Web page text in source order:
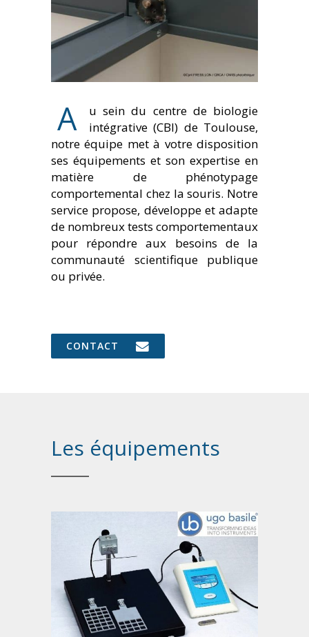
A
u sein du centre de biologie
intégrative (CBI) de Toulouse,
notre équipe met à votre disposition
ses équipements et son expertise en
matière de phénotypage
comportemental chez la souris. Notre
service propose, développe et adapte
de nombreux tests comportementaux
pour répondre aux besoins de la
communauté scientifique publique
ou privée.
CONTACT
Les équipements